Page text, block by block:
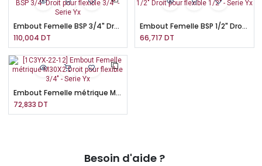
Embout Femelle BSP 3/4" Droit pour flexible 3/4" - Serie Yx
110,004 DT
Embout Femelle BSP 1/2" Droit pour flexible 1/2" - Serie Yx
66,717 DT
Embout Femelle métrique M30X2 Droit pour flexible 3/4" - Serie Yx
72,833 DT
Besoin d'aide ?